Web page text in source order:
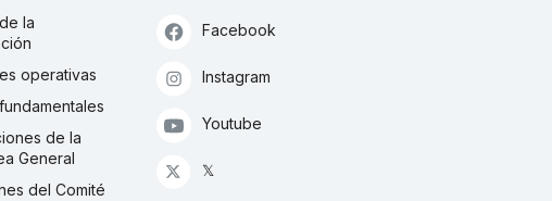
la
operativas
de la
General
del Comité
Facebook
Instagram
Youtube
𝕏